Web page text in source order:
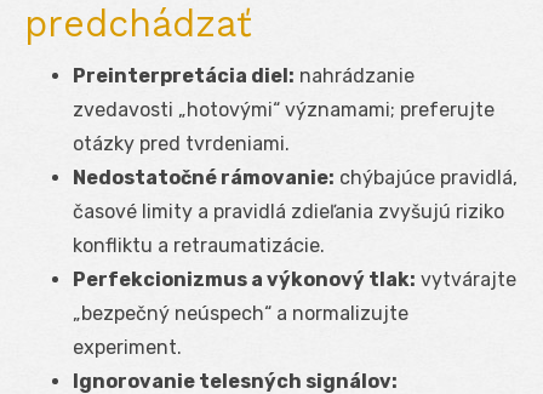
predchádzať
Preinterpretácia diel: nahrádzanie
zvedavosti „hotovými“ významami; preferujte
otázky pred tvrdeniami.
Nedostatočné rámovanie: chýbajúce pravidlá,
časové limity a pravidlá zdieľania zvyšujú riziko
konfliktu a retraumatizácie.
Perfekcionizmus a výkonový tlak: vytvárajte
„bezpečný neúspech“ a normalizujte
experiment.
Ignorovanie telesných signálov: